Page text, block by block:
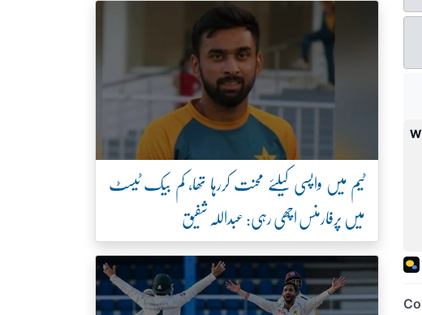
ٹیم میں واپسی کیلئے محنت کررہا تھا، کم بیک ٹیسٹ
میں پرفارمنس اچھی رہی: عبداللہ شفیق